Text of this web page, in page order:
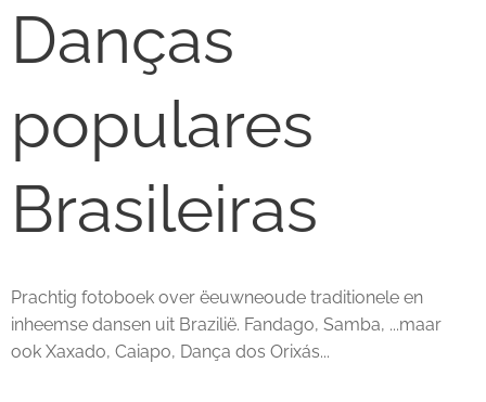
Danças
populares
Brasileiras
Prachtig fotoboek over ëeuwneoude traditionele en
inheemse dansen uit Brazilië. Fandago, Samba, ...maar
ook Xaxado, Caiapo, Dança dos Orixás...